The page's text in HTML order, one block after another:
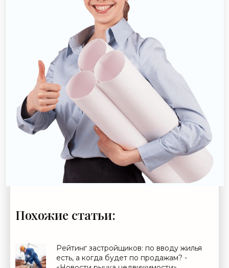
Похожие статьи:
Рейтинг застройщиков: по вводу жилья
есть, а когда будет по продажам? -